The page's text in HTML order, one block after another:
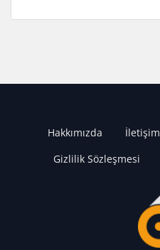
Hakkımızda İletişim
Gizlilik Sözleşmesi